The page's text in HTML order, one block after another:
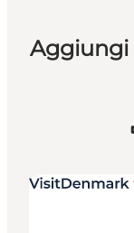
Aggiungi